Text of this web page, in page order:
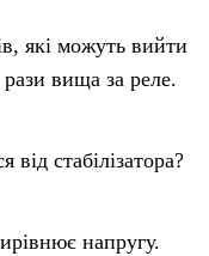
які можуть вийти
вища за реле.
стабілізатора?
напругу.